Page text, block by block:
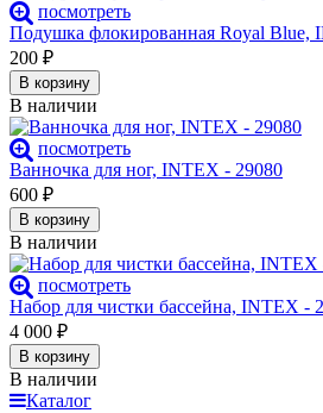
посмотреть
Подушка флокированная Royal Blue,
200 ₽
В корзину
В наличии
посмотреть
Ванночка для ног, INTEX - 29080
600 ₽
В корзину
В наличии
посмотреть
Набор для чистки бассейна, INTEX -
4 000 ₽
В корзину
В наличии
Каталог